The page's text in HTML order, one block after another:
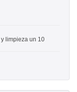
limpieza un 10